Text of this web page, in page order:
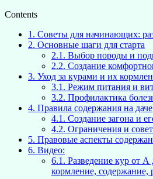
Contents
1. Советы для начинающих:
2. Основные шаги для старта
2.1. Выбор породы и
2.2. Создание
3. Уход за курами и их
3.1. Режим питания и
3.2. Профилактика
4. Правила содержания на даче
4.1. Создание загона и
4.2. Ограничения и
5. Правовые аспекты
6. Видео:
6.1. Разведение кур от
кормление, содержание,